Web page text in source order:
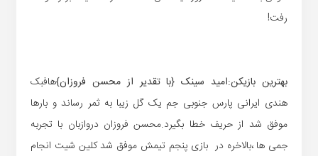
رفت!
بهترین بازیکن:امید سینک {با تقدیر از محسن فروزان}هافبک
هندی ایرانی پارس جنوبی جم یک گل زیبا به ثمر رساند و بارها
موفق شد از حریف خطا بگیرد.محسن فروزان دروازبان با تجربه
جمی ها ،بالاخره در بازی پنجم تیمش موفق شد کلین شیت انجام